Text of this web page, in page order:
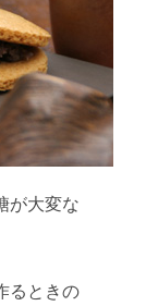
が大変な
るときの